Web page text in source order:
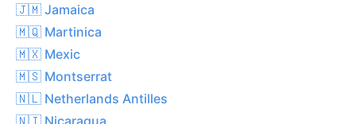
🇯🇲 Jamaica
🇲🇶 Martinica
🇲🇽 Mexic
🇲🇸 Montserrat
🇳🇱 Netherlands Antilles
🇳🇮 Nicaragua